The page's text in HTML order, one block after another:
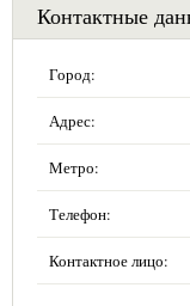
Контактные
Город:
Адрес:
Метро:
Телефон:
Контактное лицо: